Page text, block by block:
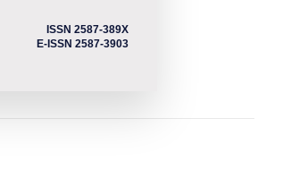
ISSN 2587-389X
E-ISSN 2587-3903